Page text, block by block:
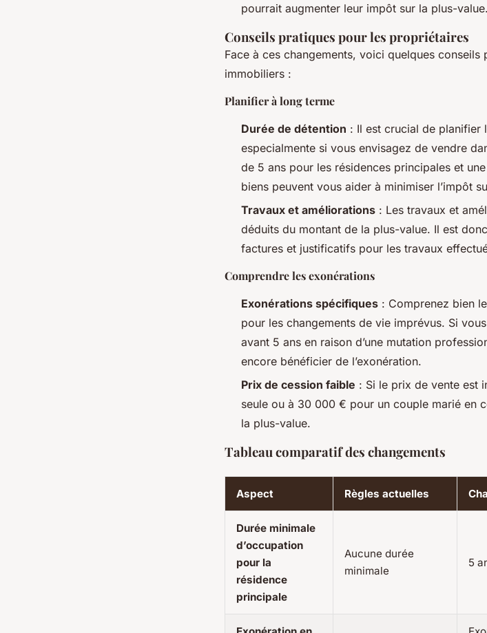
pourrait augmenter leur impôt sur la plus-value.
Conseils pratiques pour les propriétaires
Face à ces changements, voici quelques
immobiliers :
Planifier à long terme
Durée de détention : Il est crucial de planifier
especialmente si vous envisagez de vendre
de 5 ans pour les résidences principales et
biens peuvent vous aider à minimiser l’impôt
Travaux et améliorations : Les travaux et
déduits du montant de la plus-value. Il est
factures et justificatifs pour les travaux
Comprendre les exonérations
Exonérations spécifiques : Comprenez bien
pour les changements de vie imprévus. Si
avant 5 ans en raison d’une mutation
encore bénéficier de l’exonération.
Prix de cession faible : Si le prix de vente est
seule ou à 30 000 € pour un couple marié en
la plus-value.
Tableau comparatif des changements
Aspect Règles actuelles
Durée minimale
d’occupation
pour la
résidence
principale
Aucune durée
minimale
5